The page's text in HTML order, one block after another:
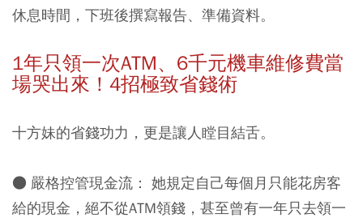
休息時間，下班後撰寫報告、準備資料。
1年只領一次ATM、6千元機車維修費當
場哭出來！4招極致省錢術
十方妹的省錢功力，更是讓人瞠目結舌。
● 嚴格控管現金流： 她規定自己每個月只能花房客
給的現金，絕不從ATM領錢，甚至曾有一年只去領一